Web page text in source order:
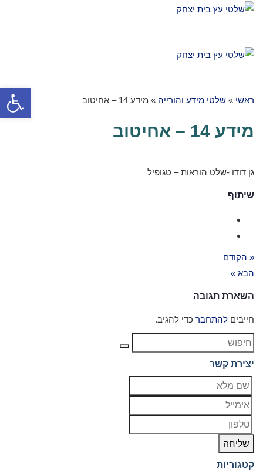
ראשי » שלטי מידע והורייה » מידע 14 – אחיטוב
מידע 14 – אחיטוב
גן דודו -שלט הוראות – טגופיל
שיתוף
« הקודם
הבא »
השארת תגובה
חייבים להתחבר כדי להגיב.
יצירת קשר
שליחה
קטגוריות
פתח